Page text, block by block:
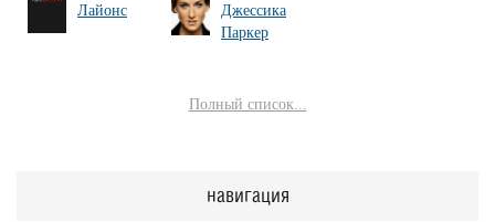
Лайонс
Джессика
Паркер
Полный список...
навигация